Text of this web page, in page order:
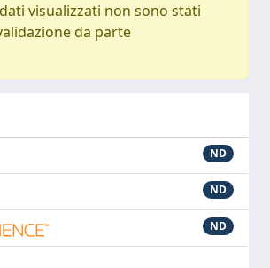
visualizzati non sono stati
da parte
ND
ND
ND